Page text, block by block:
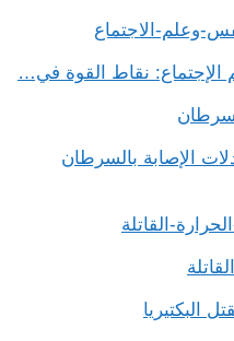
الإجتماع​: نقاط القوة في…
الإصابة بالسرطان